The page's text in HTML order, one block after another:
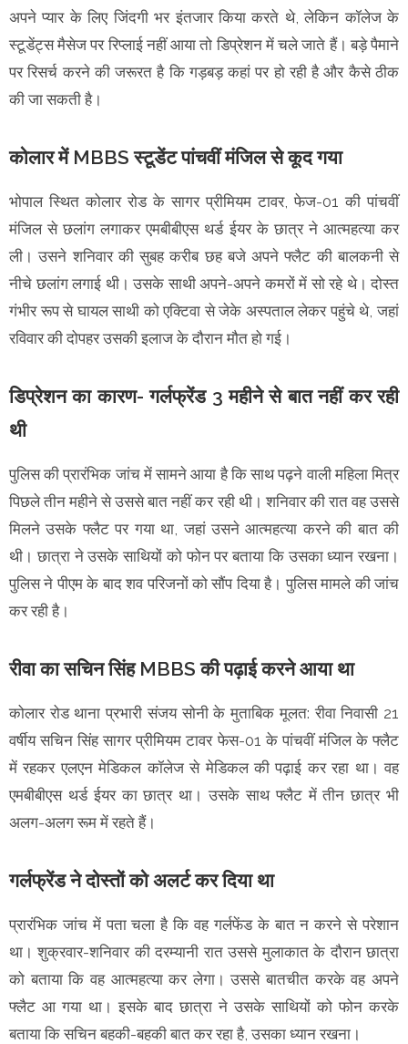
अपने प्यार के लिए जिंदगी भर इंतजार किया करते थे, लेकिन कॉलेज के
स्टूडेंट्स मैसेज पर रिप्लाई नहीं आया तो डिप्रेशन में चले जाते हैं। बड़े पैमाने
पर रिसर्च करने की जरूरत है कि गड़बड़ कहां पर हो रही है और कैसे ठीक
की जा सकती है।
कोलार में MBBS स्टूडेंट पांचवीं मंजिल से कूद गया
भोपाल स्थित कोलार रोड के सागर प्रीमियम टावर, फेज-01 की पांचवीं
मंजिल से छलांग लगाकर एमबीबीएस थर्ड ईयर के छात्र ने आत्महत्या कर
ली। उसने शनिवार की सुबह करीब छह बजे अपने फ्लैट की बालकनी से
नीचे छलांग लगाई थी। उसके साथी अपने-अपने कमरों में सो रहे थे। दोस्त
गंभीर रूप से घायल साथी को एक्टिवा से जेके अस्पताल लेकर पहुंचे थे, जहां
रविवार की दोपहर उसकी इलाज के दौरान मौत हो गई।
डिप्रेशन का कारण- गर्लफ्रेंड 3 महीने से बात नहीं कर रही
थी
पुलिस की प्रारंभिक जांच में सामने आया है कि साथ पढ़ने वाली महिला मित्र
पिछले तीन महीने से उससे बात नहीं कर रही थी। शनिवार की रात वह उससे
मिलने उसके फ्लैट पर गया था, जहां उसने आत्महत्या करने की बात की
थी। छात्रा ने उसके साथियों को फोन पर बताया कि उसका ध्यान रखना।
पुलिस ने पीएम के बाद शव परिजनों को सौंप दिया है। पुलिस मामले की जांच
कर रही है।
रीवा का सचिन सिंह MBBS की पढ़ाई करने आया था
कोलार रोड थाना प्रभारी संजय सोनी के मुताबिक मूलत: रीवा निवासी 21
वर्षीय सचिन सिंह सागर प्रीमियम टावर फेस-01 के पांचवीं मंजिल के फ्लैट
में रहकर एलएन मेडिकल कॉलेज से मेडिकल की पढ़ाई कर रहा था। वह
एमबीबीएस थर्ड ईयर का छात्र था। उसके साथ फ्लैट में तीन छात्र भी
अलग-अलग रूम में रहते हैं।
गर्लफ्रेंड ने दोस्तों को अलर्ट कर दिया था
प्रारंभिक जांच में पता चला है कि वह गर्लफेंड के बात न करने से परेशान
था। शुक्रवार-शनिवार की दरम्यानी रात उससे मुलाकात के दौरान छात्रा
को बताया कि वह आत्महत्या कर लेगा। उससे बातचीत करके वह अपने
फ्लैट आ गया था। इसके बाद छात्रा ने उसके साथियों को फोन करके
बताया कि सचिन बहकी-बहकी बात कर रहा है, उसका ध्यान रखना।